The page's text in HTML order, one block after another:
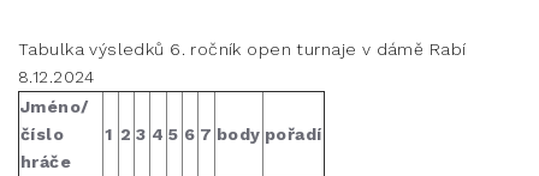
Tabulka výsledků 6. ročník open turnaje v dámě Rabí
8.12.2024
Jméno/
číslo
hráče
1 2 3 4 5 6 7 body pořadí